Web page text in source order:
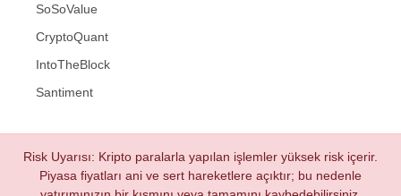
SoSoValue
CryptoQuant
IntoTheBlock
Santiment
Risk Uyarısı: Kripto paralarla yapılan işlemler yüksek risk içerir.
Piyasa fiyatları ani ve sert hareketlere açıktır; bu nedenle